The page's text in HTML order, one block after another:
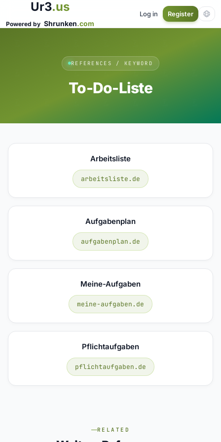
Ur3.us
Powered by Shrunken.com
Log in Register
REFERENCES / KEYWORD
To-Do-Liste
Arbeitsliste
arbeitsliste.de
Aufgabenplan
aufgabenplan.de
Meine-Aufgaben
meine-aufgaben.de
Pflichtaufgaben
pflichtaufgaben.de
RELATED